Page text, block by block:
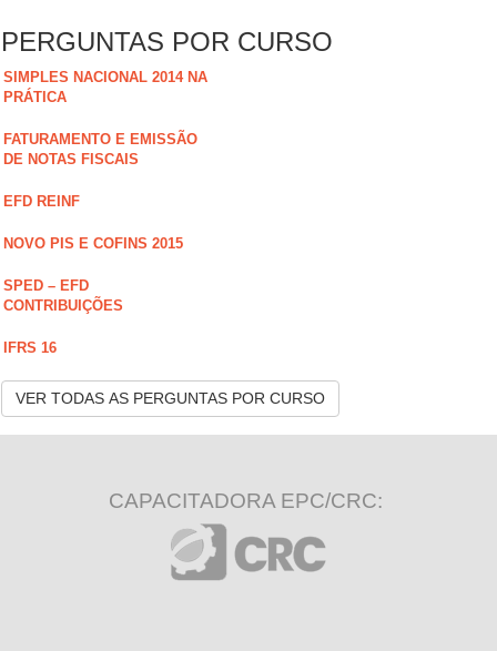
PERGUNTAS POR CURSO
SIMPLES NACIONAL 2014 NA
PRÁTICA
FATURAMENTO E EMISSÃO
DE NOTAS FISCAIS
EFD REINF
NOVO PIS E COFINS 2015
SPED – EFD
CONTRIBUIÇÕES
IFRS 16
VER TODAS AS PERGUNTAS POR CURSO
CAPACITADORA EPC/CRC: